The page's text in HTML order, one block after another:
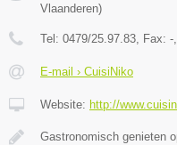
Vlaanderen)
Tel: 0479/25.97.83 , Fax: -
E-mail › CuisiNiko
Website: http://
Gastronomisch genieten